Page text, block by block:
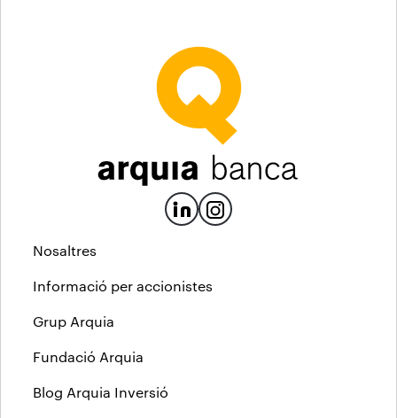
Nosaltres
Informació per accionistes
Grup Arquia
Fundació Arquia
Blog Arquia Inversió